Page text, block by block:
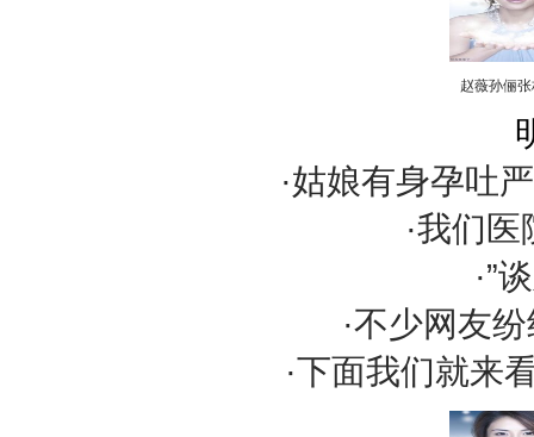
赵薇孙俪
·姑娘有身孕吐
·我们
·”
·不少网友
·下面我们就来